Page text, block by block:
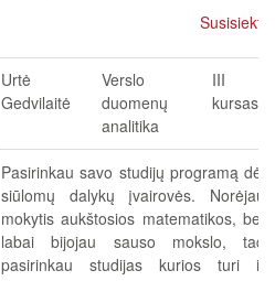
Susisiekti
Urtė
Gedvilaitė
Verslo
duomenų
analitika
III
kursas
Pasirinkau savo studijų programą dėl
siūlomų dalykų įvairovės. Norėjau
mokytis aukštosios matematikos, bet
labai bijojau sauso mokslo, tad
pasirinkau studijas kurios turi ir